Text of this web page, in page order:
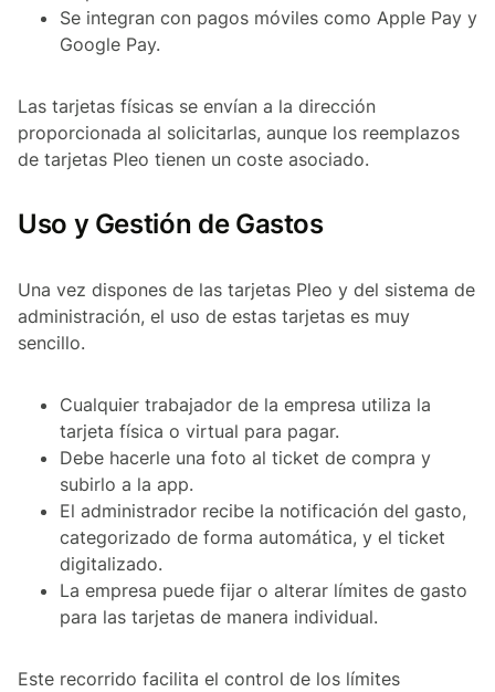
Se integran con pagos móviles como Apple Pay y
Google Pay.
Las tarjetas físicas se envían a la dirección
proporcionada al solicitarlas, aunque los reemplazos
de tarjetas Pleo tienen un coste asociado.
Uso y Gestión de Gastos
Una vez dispones de las tarjetas Pleo y del sistema de
administración, el uso de estas tarjetas es muy
sencillo.
Cualquier trabajador de la empresa utiliza la
tarjeta física o virtual para pagar.
Debe hacerle una foto al ticket de compra y
subirlo a la app.
El administrador recibe la notificación del gasto,
categorizado de forma automática, y el ticket
digitalizado.
La empresa puede fijar o alterar límites de gasto
para las tarjetas de manera individual.
Este recorrido facilita el control de los límites